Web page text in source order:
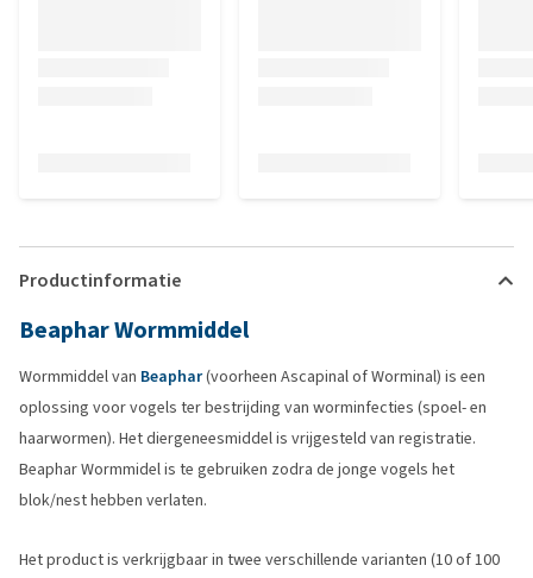
Productinformatie
Beaphar Wormmiddel
Wormmiddel van Beaphar(voorheen Ascapinal of Worminal) is een
oplossing voor vogels ter bestrijding van worminfecties (spoel- en
haarwormen). Het diergeneesmiddel is vrijgesteld van registratie.
Beaphar Wormmidel is te gebruiken zodra de jonge vogels het
blok/nest hebben verlaten.
Het product is verkrijgbaar in twee verschillende varianten (10 of 100